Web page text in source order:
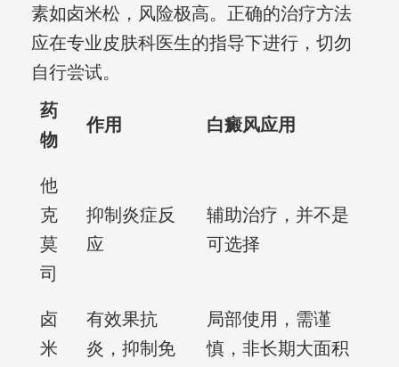
素如卤米松，风险极高。正确的治疗方法
应在专业皮肤科医生的指导下进行，切勿
自行尝试。
药
物
作用 白癜风应用
他
克
莫
司
抑制炎症反
应
辅助治疗，并不是
可选择
卤
米
有效果抗
炎，抑制免
局部使用，需谨
慎，非长期大面积